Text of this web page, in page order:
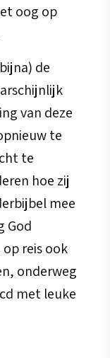
oog op
de
van deze
te
te
hoe zij
mee
God
reis ook
onderweg
met leuke